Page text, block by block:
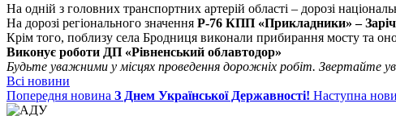
На одній з головних транспортних артерій області – дорозі
На дорозі регіонального значення Р-76 КПП «Прикладники» –
Крім того, поблизу села Бродниця виконали прибирання мосту та
Виконує роботи ДП «Рівненський облавтодор»
Будьте уважними у місцях проведення дорожніх робіт. Звертайте
Всі новини
Попередня новина З Днем Української Державності! Наступна